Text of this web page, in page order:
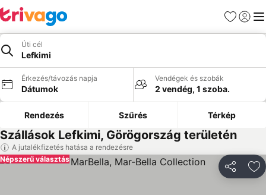
Kedvencek
Úti cél
Lefkimi
Érkezés/távozás napja
Dátumok
Vendégek és szobák
2 vendég, 1 szoba.
Rendezés Szűrés Térkép
Szállások Lefkimi, Görögország területén
A jutalékfizetés hatása a rendezésre
Népszerű választás